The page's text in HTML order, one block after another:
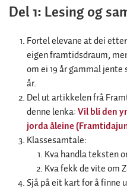
Del 1: Lesing og
Fortel elevane at dei
eigen framtidsdraum,
om ei 19 år gammal
år.
Del ut artikkelen frå
denne lenka:Vil bli den
jorda åleine
Klassesamtale:
Kva handla teksten
Kva fekk de vite om
Sjå på eit kart for å finne